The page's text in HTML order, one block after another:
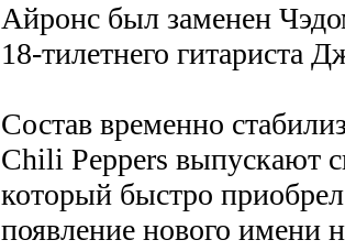
Айронс был заменен
18-тилетнего гитариста
Состав временно
Chili Peppers выпускают
который быстро
появление нового имени